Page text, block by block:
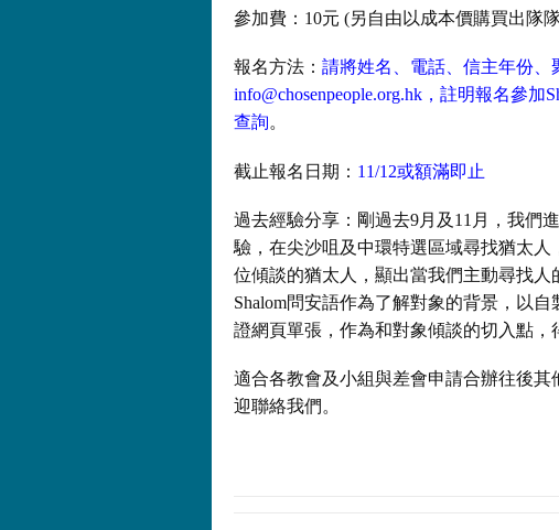
參加費：10元 (另自由以成本價購買出隊
報名方法： 請將姓名、電話、信主年份、
info@chosenpeople.org.hk ，註明報名參加
查詢。
截止報名日期： 11/12或額滿即止
過去經驗分享：剛過去9月及11月，我們
驗，在尖沙咀及中環特選區域尋找猶太
位傾談的猶太人，顯出當我們主動尋找
Shalom問安語作為了解對象的背景，以
證網頁單張，作為和對象傾談的切入點，
適合各教會及小組與差會申請合辦往後其
迎聯絡我們。